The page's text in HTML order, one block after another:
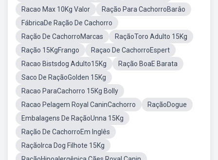
Racao Max 10Kg Valor
Ração Para CachorroBarâo
FábricaDe Ração De Cachorro
Ração De CachorroMarcas
RaçãoToro Adulto 15Kg
Ração 15KgFrango
Raçao De CachorroEspert
Racao Bistsdog Adulto15Kg
Ração BoaE Barata
Saco De RaçãoGolden 15Kg
Racao ParaCachorro 15Kg Bolly
Racao Pelagem Royal CaninCachorro
RaçãoDogue
Embalagens De RaçãoUnna 15Kg
Ração De CachorroEm Inglês
RaçãoIrca Dog Filhote 15Kg